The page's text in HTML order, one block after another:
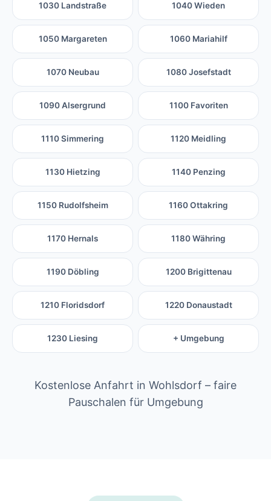
1030 Landstraße 1040 Wieden
1050 Margareten 1060 Mariahilf
1070 Neubau 1080 Josefstadt
1090 Alsergrund 1100 Favoriten
1110 Simmering 1120 Meidling
1130 Hietzing 1140 Penzing
1150 Rudolfsheim 1160 Ottakring
1170 Hernals 1180 Währing
1190 Döbling 1200 Brigittenau
1210 Floridsdorf 1220 Donaustadt
1230 Liesing + Umgebung
Kostenlose Anfahrt in Wohlsdorf – faire
Pauschalen für Umgebung